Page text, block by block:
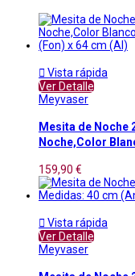
 Vista rápida
Ver Detalle
Meyvaser
Mesita de Noche
Noche,Color
159,90 €
 Vista rápida
Ver Detalle
Meyvaser